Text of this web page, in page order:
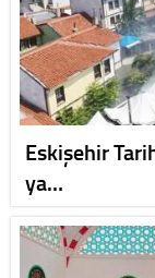
Eskişehir
ya…